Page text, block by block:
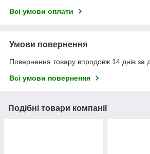
Всі умови оплати
Умови повернення
Повернення товару впродовж 14 днів за
Всі умови повернення
Подібні товари компанії